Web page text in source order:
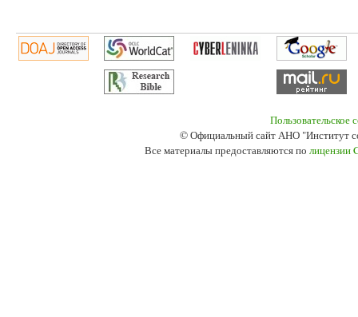
Пользовательское
© Официальный сайт АНО "Институт
Все материалы предоставляются по лицензии